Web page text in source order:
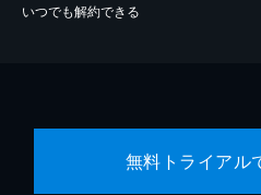
いつでも解約できる
無料トライアル